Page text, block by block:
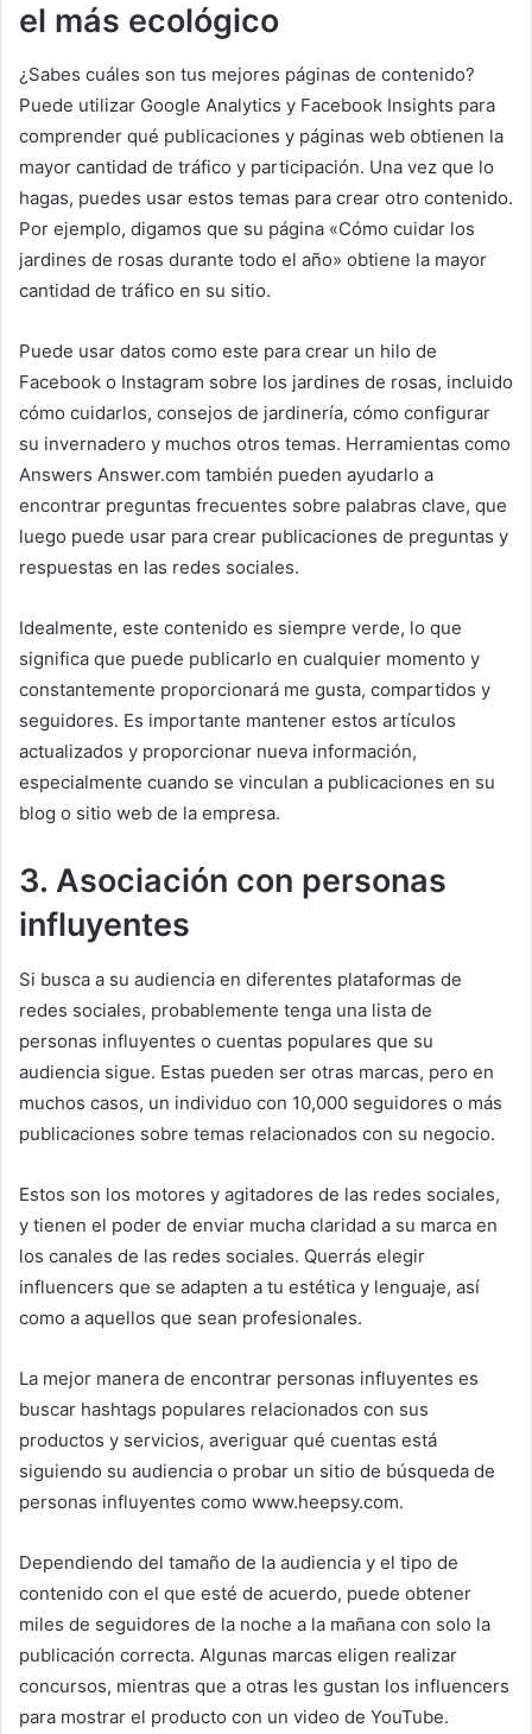
el más ecológico
¿Sabes cuáles son tus mejores páginas de contenido?
Puede utilizar Google Analytics y Facebook Insights para
comprender qué publicaciones y páginas web obtienen la
mayor cantidad de tráfico y participación. Una vez que lo
hagas, puedes usar estos temas para crear otro contenido.
Por ejemplo, digamos que su página «Cómo cuidar los
jardines de rosas durante todo el año» obtiene la mayor
cantidad de tráfico en su sitio.
Puede usar datos como este para crear un hilo de
Facebook o Instagram sobre los jardines de rosas, incluido
cómo cuidarlos, consejos de jardinería, cómo configurar
su invernadero y muchos otros temas. Herramientas como
Answers Answer.com también pueden ayudarlo a
encontrar preguntas frecuentes sobre palabras clave, que
luego puede usar para crear publicaciones de preguntas y
respuestas en las redes sociales.
Idealmente, este contenido es siempre verde, lo que
significa que puede publicarlo en cualquier momento y
constantemente proporcionará me gusta, compartidos y
seguidores. Es importante mantener estos artículos
actualizados y proporcionar nueva información,
especialmente cuando se vinculan a publicaciones en su
blog o sitio web de la empresa.
3. Asociación con personas
influyentes
Si busca a su audiencia en diferentes plataformas de
redes sociales, probablemente tenga una lista de
personas influyentes o cuentas populares que su
audiencia sigue. Estas pueden ser otras marcas, pero en
muchos casos, un individuo con 10,000 seguidores o más
publicaciones sobre temas relacionados con su negocio.
Estos son los motores y agitadores de las redes sociales,
y tienen el poder de enviar mucha claridad a su marca en
los canales de las redes sociales. Querrás elegir
influencers que se adapten a tu estética y lenguaje, así
como a aquellos que sean profesionales.
La mejor manera de encontrar personas influyentes es
buscar hashtags populares relacionados con sus
productos y servicios, averiguar qué cuentas está
siguiendo su audiencia o probar un sitio de búsqueda de
personas influyentes como www.heepsy.com.
Dependiendo del tamaño de la audiencia y el tipo de
contenido con el que esté de acuerdo, puede obtener
miles de seguidores de la noche a la mañana con solo la
publicación correcta. Algunas marcas eligen realizar
concursos, mientras que a otras les gustan los influencers
para mostrar el producto con un video de YouTube.